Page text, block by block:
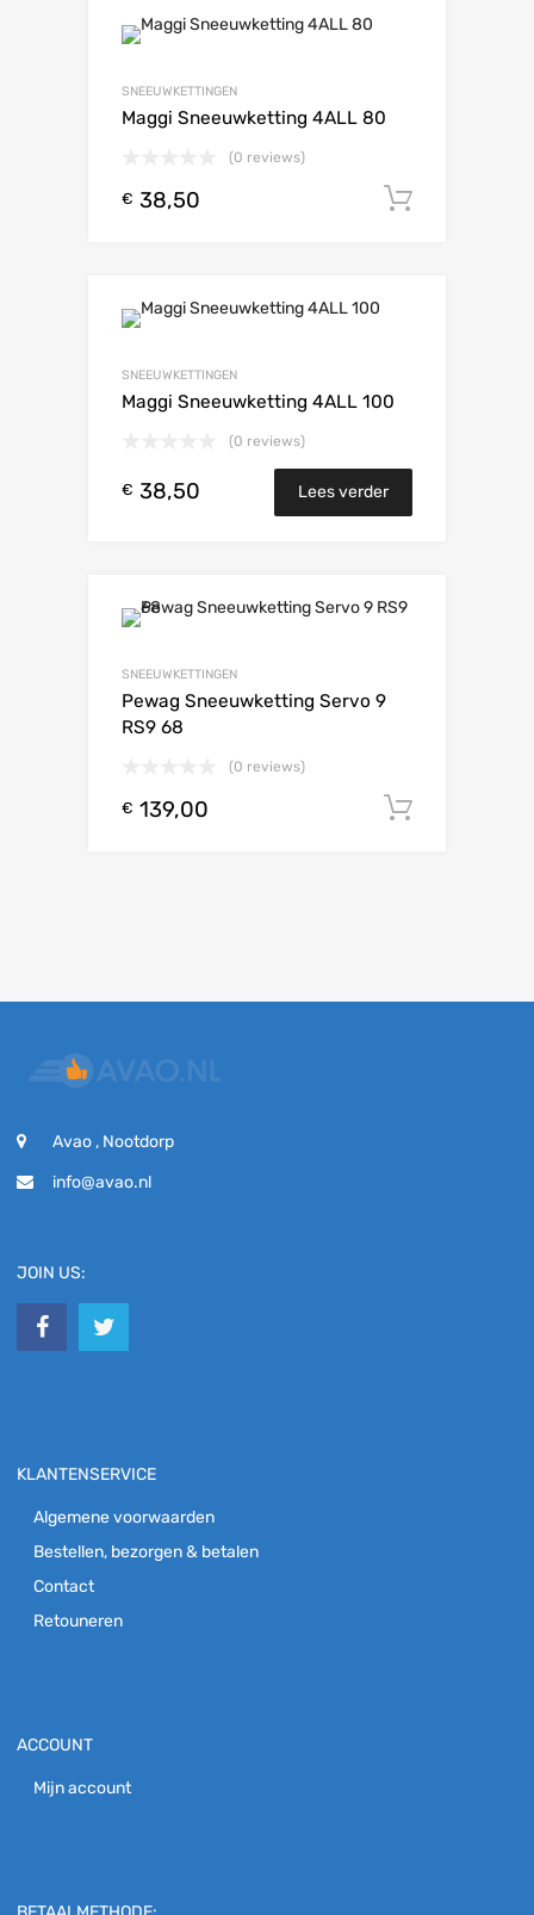
SNEEUWKETTINGEN
Maggi Sneeuwketting 4ALL 80
(0 reviews)
€ 38,50
SNEEUWKETTINGEN
Maggi Sneeuwketting 4ALL 100
(0 reviews)
€ 38,50 Lees verder
SNEEUWKETTINGEN
Pewag Sneeuwketting Servo 9
RS9 68
(0 reviews)
€ 139,00
Avao , Nootdorp
info@avao.nl
JOIN US:
KLANTENSERVICE
Algemene voorwaarden
Bestellen, bezorgen & betalen
Contact
Retouneren
ACCOUNT
Mijn account